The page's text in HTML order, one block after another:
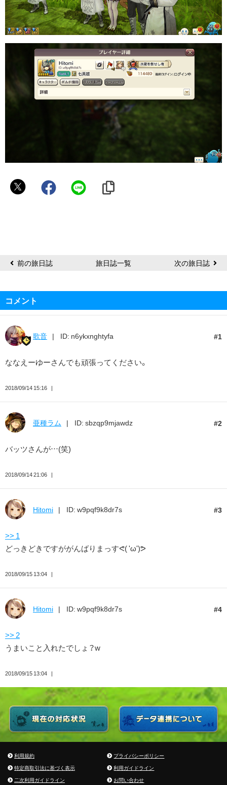
Hitomi
前の旅日誌 旅日誌一覧 次の旅日誌
コメント
1
歌音 ID: n6ykxnghtyfa
ななえーゆーさんでも頑張ってください。
2018/09/14 15:16
2
亜種ラム ID: sbzqp9mjawdz
バッツさんが…(笑)
2018/09/14 21:06
3
Hitomi ID: w9pqf9k8dr7s
>> 1
どっきどきですががんばりまっすᕙ( 'ω')ᕗ
2018/09/15 13:04
4
Hitomi ID: w9pqf9k8dr7s
>> 2
うまいこと入れたでしょ？w
2018/09/15 13:04
利用規約
プライバシーポリシー
特定商取引法に基づく表示
利用ガイドライン
二次利用ガイドライン
お問い合わせ